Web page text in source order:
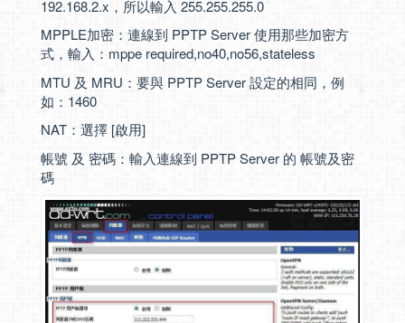
192.168.2.x，所以輸入 255.255.255.0
MPPLE加密：連線到 PPTP Server 使用那些加密方
式，輸入：mppe required,no40,no56,stateless
MTU 及 MRU：要與 PPTP Server 設定的相同，例
如：1460
NAT：選擇 [啟用]
帳號 及 密碼：輸入連線到 PPTP Server 的 帳號及密
碼